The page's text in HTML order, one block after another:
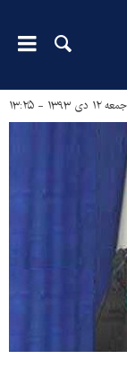
جمعه ۱۲ دی ۱۳۹۳ - ۱۳:۲۵